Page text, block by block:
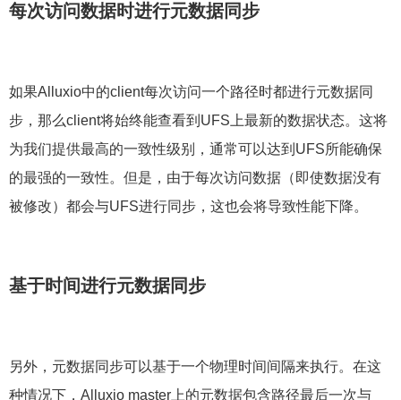
每次访问数据时进行元数据同步
如果Alluxio中的client每次访问一个路径时都进行元数据同
步，那么client将始终能查看到UFS上最新的数据状态。这将
为我们提供最高的一致性级别，通常可以达到UFS所能确保
的最强的一致性。但是，由于每次访问数据（即使数据没有
被修改）都会与UFS进行同步，这也会将导致性能下降。
基于时间进行元数据同步
另外，元数据同步可以基于一个物理时间间隔来执行。在这
种情况下，Alluxio master上的元数据包含路径最后一次与